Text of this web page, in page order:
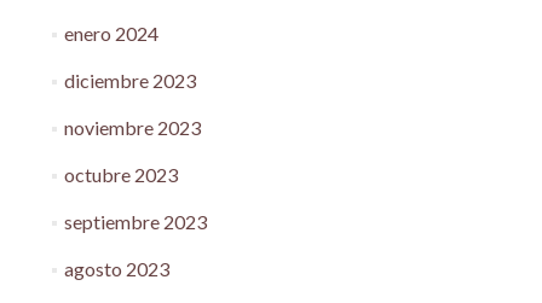
enero 2024
diciembre 2023
noviembre 2023
octubre 2023
septiembre 2023
agosto 2023